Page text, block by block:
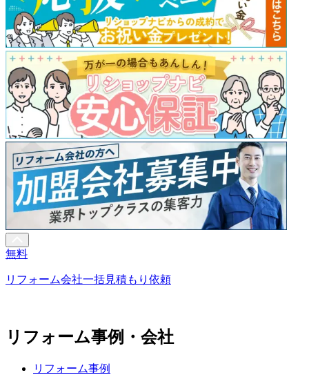
無料
リフォーム会社一括見積もり依頼
リフォーム事例・会社
リフォーム事例